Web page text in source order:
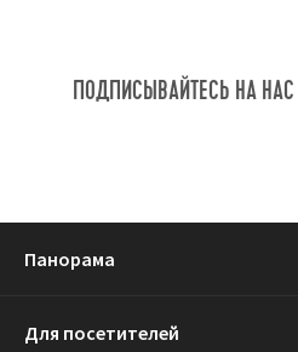
ПОДПИСЫВАЙТЕСЬ НА НАС
Панорама
Для посетителей